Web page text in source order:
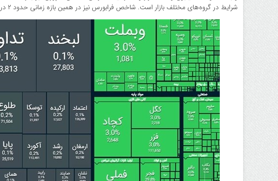
شرایط در گروه‌های مختلف بازار است. شاخص فرابورس نیز در همین بازه زمانی حدود ۲ درصد افزایش یافت و همسو با بورس تهران در مدار صعود قرار گرفت.